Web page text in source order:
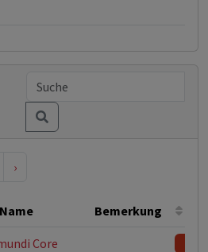
›
Name Bemerkung
Core